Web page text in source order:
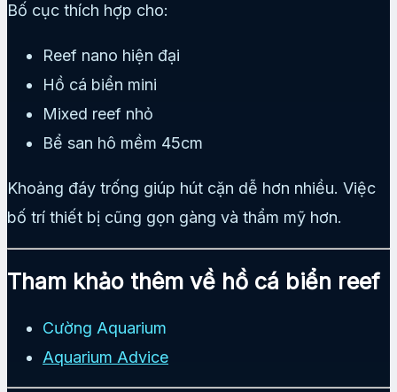
Bố cục thích hợp cho:
Reef nano hiện đại
Hồ cá biển mini
Mixed reef nhỏ
Bể san hô mềm 45cm
Khoảng đáy trống giúp hút cặn dễ hơn nhiều. Việc
bố trí thiết bị cũng gọn gàng và thẩm mỹ hơn.
Tham khảo thêm về hồ cá biển reef
Cường Aquarium
Aquarium Advice